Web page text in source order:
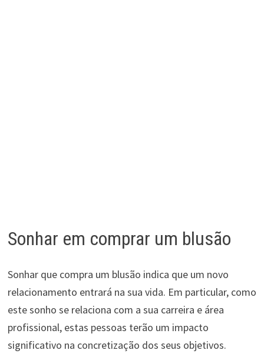
Sonhar em comprar um blusão
Sonhar que compra um blusão indica que um novo
relacionamento entrará na sua vida. Em particular, como
este sonho se relaciona com a sua carreira e área
profissional, estas pessoas terão um impacto
significativo na concretização dos seus objetivos.